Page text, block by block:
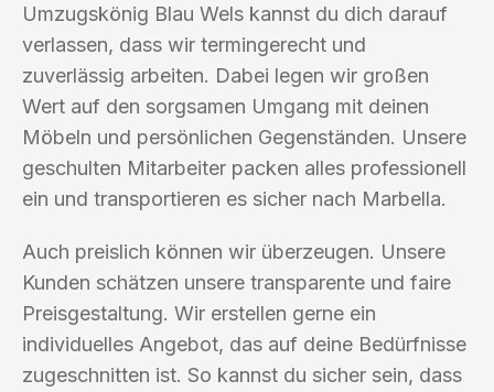
Umzugskönig Blau Wels kannst du dich darauf
verlassen, dass wir termingerecht und
zuverlässig arbeiten. Dabei legen wir großen
Wert auf den sorgsamen Umgang mit deinen
Möbeln und persönlichen Gegenständen. Unsere
geschulten Mitarbeiter packen alles professionell
ein und transportieren es sicher nach Marbella.
Auch preislich können wir überzeugen. Unsere
Kunden schätzen unsere transparente und faire
Preisgestaltung. Wir erstellen gerne ein
individuelles Angebot, das auf deine Bedürfnisse
zugeschnitten ist. So kannst du sicher sein, dass